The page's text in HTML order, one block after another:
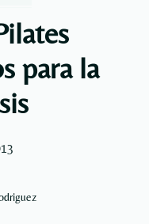
para la